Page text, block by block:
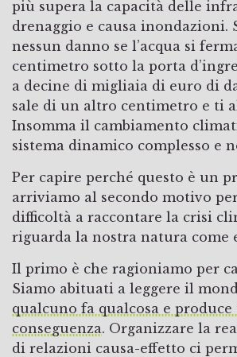
più supera la capacità delle
drenaggio e causa inondazioni.
nessun danno se l’acqua si
centimetro sotto la porta
a decine di migliaia di euro di
sale di un altro centimetro e ti
Insomma il cambiamento
sistema dinamico complesso e
Per capire perché questo è un
arriviamo al secondo motivo
difficoltà a raccontare la crisi
riguarda la nostra natura come
Il primo è che ragioniamo per
Siamo abituati a leggere il
qualcuno fa qualcosa e produce
conseguenza. Organizzare la
di relazioni causa-effetto ci